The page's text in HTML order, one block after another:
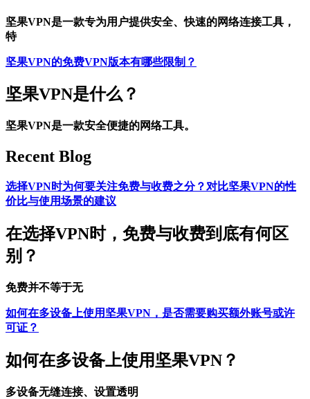
坚果VPN是一款专为用户提供安全、快速的网络连接工具，
特
坚果VPN的免费VPN版本有哪些限制？
坚果VPN是什么？
坚果VPN是一款安全便捷的网络工具。
Recent Blog
选择VPN时为何要关注免费与收费之分？对比坚果VPN的性
价比与使用场景的建议
在选择VPN时，免费与收费到底有何区
别？
免费并不等于无
如何在多设备上使用坚果VPN，是否需要购买额外账号或许
可证？
如何在多设备上使用坚果VPN？
多设备无缝连接、设置透明